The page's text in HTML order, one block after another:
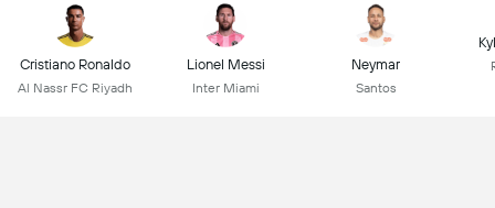
Cristiano Ronaldo
Al Nassr FC Riyadh
Lionel Messi
Inter Miami
Neymar
Santos